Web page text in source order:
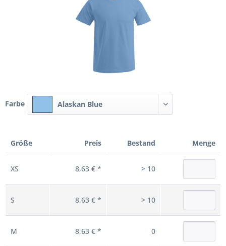
Farbe Alaskan Blue
Größe Preis Bestand Menge
XS 8,63 € * > 10
S 8,63 € * > 10
M 8,63 € * 0